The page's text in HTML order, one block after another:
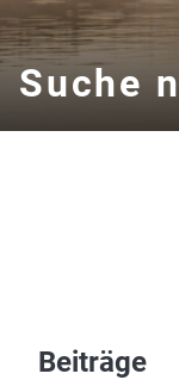
Suche
Beiträge